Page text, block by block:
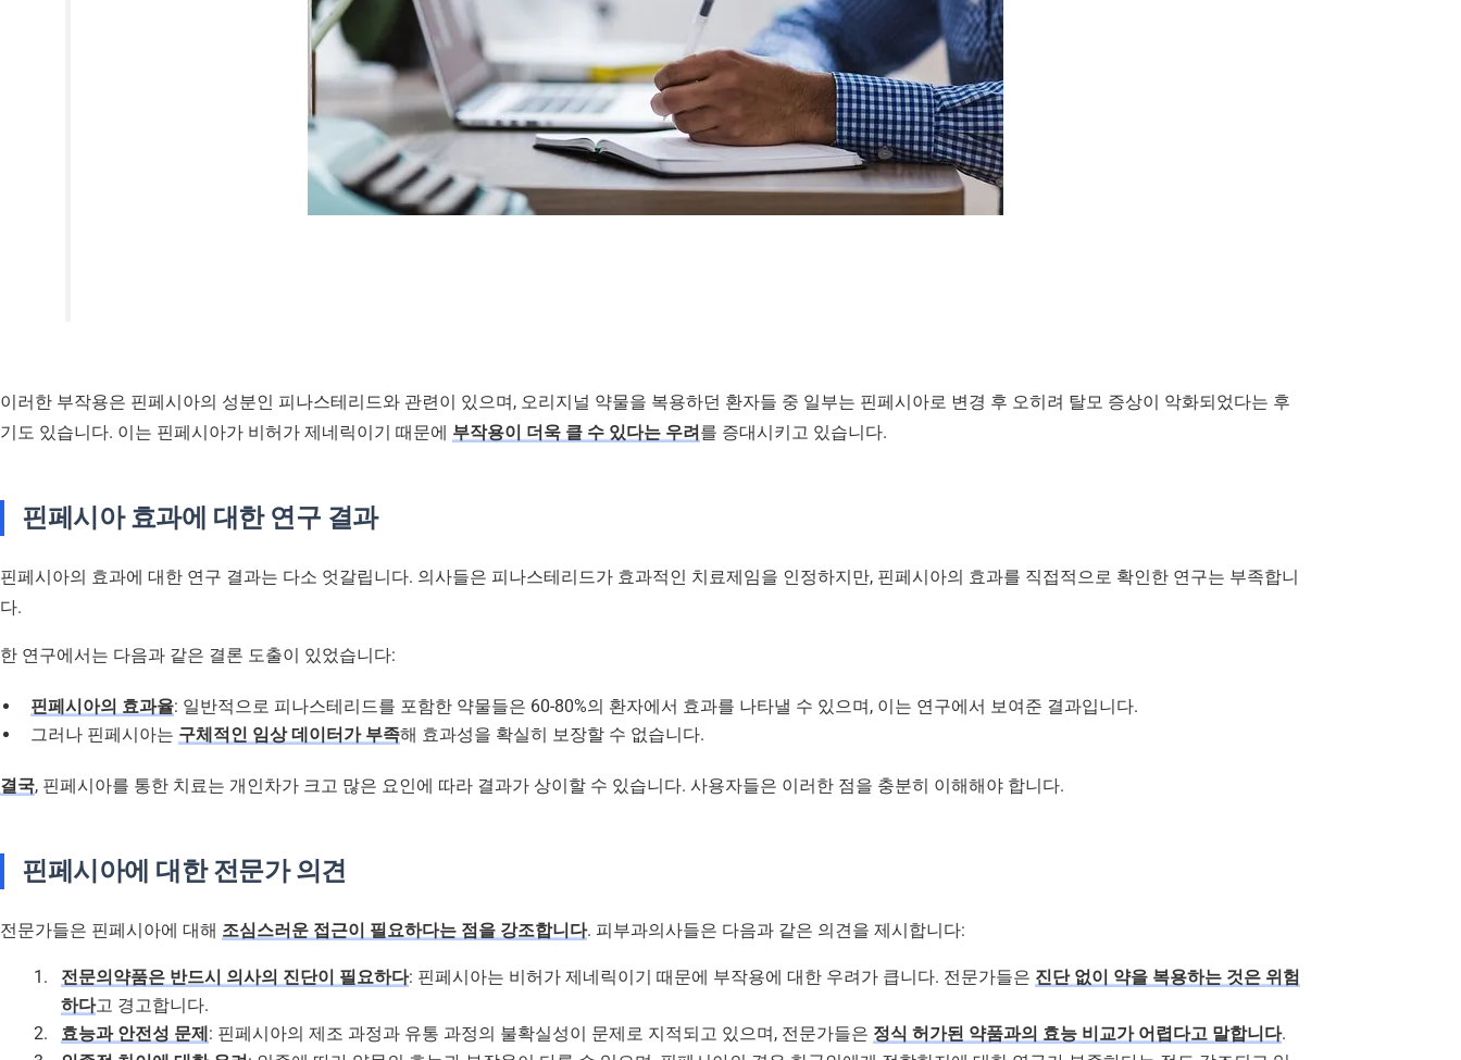
이러한 부작용은 핀페시아의 성분인 피나스테리드와 관련이 있으며, 오리지널 약물을 복용하던 환자들 중 일부는 핀페시아로 변경 후 오히려 탈모 증상이 악화되었다는 후
기도 있습니다. 이는 핀페시아가 비허가 제네릭이기 때문에 부작용이 더욱 클 수 있다는 우려를 증대시키고 있습니다.
핀페시아 효과에 대한 연구 결과
핀페시아의 효과에 대한 연구 결과는 다소 엇갈립니다. 의사들은 피나스테리드가 효과적인 치료제임을 인정하지만, 핀페시아의 효과를 직접적으로 확인한 연구는 부족합니
다.
한 연구에서는 다음과 같은 결론 도출이 있었습니다:
핀페시아의 효과율: 일반적으로 피나스테리드를 포함한 약물들은 60-80%의 환자에서 효과를 나타낼 수 있으며, 이는 연구에서 보여준 결과입니다.
그러나 핀페시아는 구체적인 임상 데이터가 부족해 효과성을 확실히 보장할 수 없습니다.
결국, 핀페시아를 통한 치료는 개인차가 크고 많은 요인에 따라 결과가 상이할 수 있습니다. 사용자들은 이러한 점을 충분히 이해해야 합니다.
핀페시아에 대한 전문가 의견
전문가들은 핀페시아에 대해 조심스러운 접근이 필요하다는 점을 강조합니다. 피부과의사들은 다음과 같은 의견을 제시합니다:
전문의약품은 반드시 의사의 진단이 필요하다: 핀페시아는 비허가 제네릭이기 때문에 부작용에 대한 우려가 큽니다. 전문가들은 진단 없이 약을 복용하는 것은 위험
하다고 경고합니다.
효능과 안전성 문제: 핀페시아의 제조 과정과 유통 과정의 불확실성이 문제로 지적되고 있으며, 전문가들은 정식 허가된 약품과의 효능 비교가 어렵다고 말합니다.